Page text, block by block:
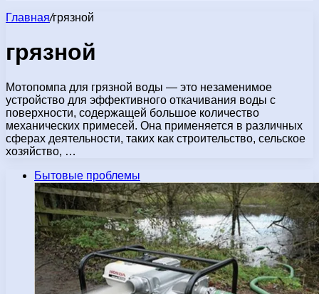
Главная/грязной
грязной
Мотопомпа для грязной воды — это незаменимое
устройство для эффективного откачивания воды с
поверхности, содержащей большое количество
механических примесей. Она применяется в различных
сферах деятельности, таких как строительство, сельское
хозяйство, …
Бытовые проблемы